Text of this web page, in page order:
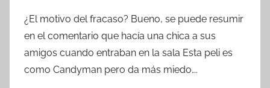
¿El motivo del fracaso? Bueno, se puede resumir
en el comentario que hacía una chica a sus
amigos cuando entraban en la sala Esta peli es
como Candyman pero da más miedo….